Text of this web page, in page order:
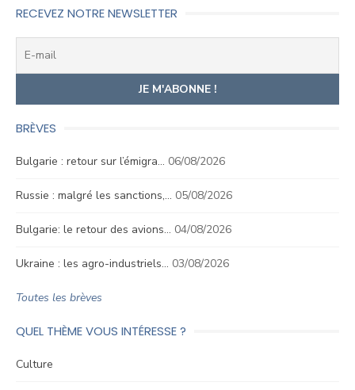
RECEVEZ NOTRE NEWSLETTER
BRÈVES
Bulgarie : retour sur l’émigra… 06/08/2026
Russie : malgré les sanctions,… 05/08/2026
Bulgarie: le retour des avions… 04/08/2026
Ukraine : les agro-industriels… 03/08/2026
Toutes les brèves
QUEL THÈME VOUS INTÉRESSE ?
Culture